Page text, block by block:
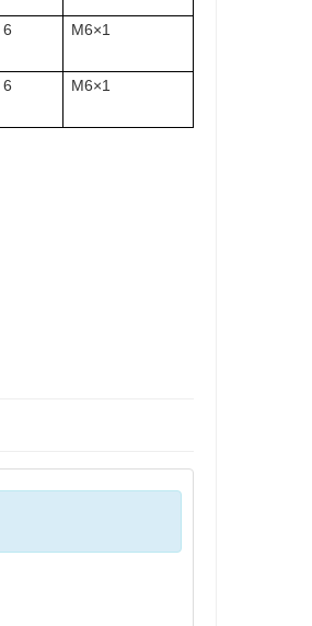
6 M6×1
6 M6×1